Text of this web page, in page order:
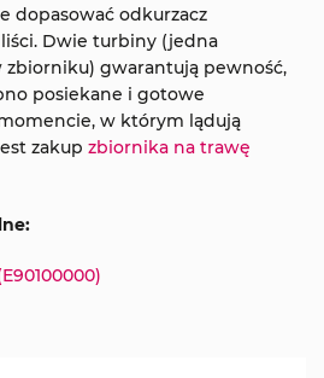
dopasować odkurzacz
Dwie turbiny (jedna
zbiorniku) gwarantują pewność,
posiekane i gotowe
w którym lądują
zakup zbiornika na trawę